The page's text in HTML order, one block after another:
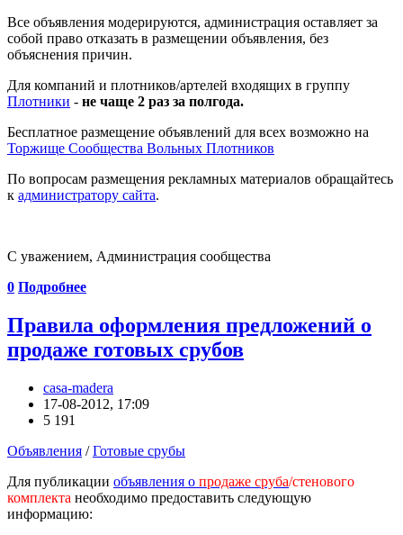
Все объявления модерируются, администрация оставляет за
собой право отказать в размещении объявления, без
объяснения причин.
Для компаний и плотников/артелей входящих в группу
Плотники - не чаще 2 раз за полгода.
Бесплатное размещение объявлений для всех возможно на
Торжище Сообщества Вольных Плотников
По вопросам размещения рекламных материалов обращайтесь
к администратору сайта.
С уважением, Администрация сообщества
0 Подробнее
Правила оформления предложений о
продаже готовых срубов
casa-madera
17-08-2012, 17:09
5 191
Объявления /Готовые срубы
Для публикации объявления о продаже сруба/стенового
комплекта необходимо предоставить следующую
информацию: